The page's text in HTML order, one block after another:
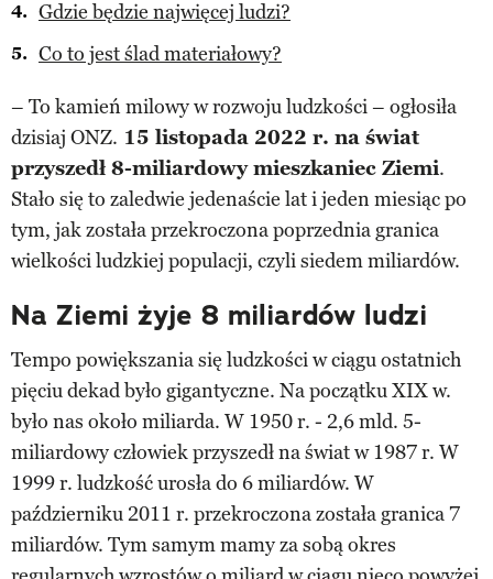
Gdzie będzie najwięcej ludzi?
Co to jest ślad materiałowy?
– To kamień milowy w rozwoju ludzkości – ogłosiła
dzisiaj ONZ. 15 listopada 2022 r. na świat
przyszedł 8-miliardowy mieszkaniec Ziemi.
Stało się to zaledwie jedenaście lat i jeden miesiąc po
tym, jak została przekroczona poprzednia granica
wielkości ludzkiej populacji, czyli siedem miliardów.
Na Ziemi żyje 8 miliardów ludzi
Tempo powiększania się ludzkości w ciągu ostatnich
pięciu dekad było gigantyczne. Na początku XIX w.
było nas około miliarda. W 1950 r. - 2,6 mld. 5-
miliardowy człowiek przyszedł na świat w 1987 r. W
1999 r. ludzkość urosła do 6 miliardów. W
październiku 2011 r. przekroczona została granica 7
miliardów. Tym samym mamy za sobą okres